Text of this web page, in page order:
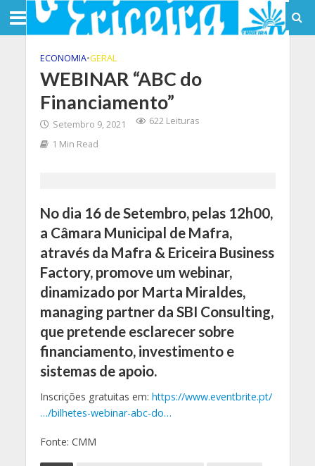
ECONOMIA•GERAL
WEBINAR “ABC do
Financiamento”
Setembro 9, 2021
622 Leituras
1 Min Read
No dia 16 de Setembro, pelas 12h00,
a Câmara Municipal de Mafra,
através da Mafra & Ericeira Business
Factory, promove um webinar,
dinamizado por Marta Miraldes,
managing partner da SBI Consulting,
que pretende esclarecer sobre
financiamento, investimento e
sistemas de apoio.
Inscrições gratuitas em: https://www.eventbrite.pt/
…/bilhetes-webinar-abc-do…
Fonte: CMM